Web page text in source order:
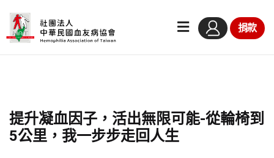
捐款
提升凝血因子，活出無限可能-從輪椅到
5公里，​我一步步走回人生​